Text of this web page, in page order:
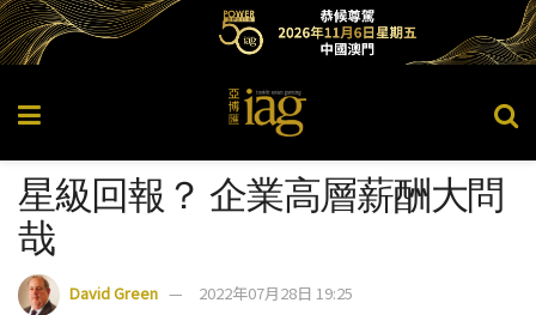
星級回報？ 企業高層薪酬大問
哉
David Green 2022年07月28日 19:25